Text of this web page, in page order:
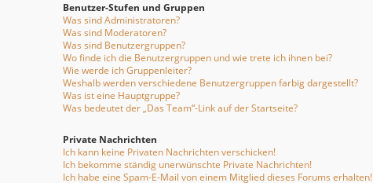
Benutzer-Stufen und Gruppen
Was sind Administratoren?
Was sind Moderatoren?
Was sind Benutzergruppen?
Wo finde ich die Benutzergruppen und wie trete ich ihnen bei?
Wie werde ich Gruppenleiter?
Weshalb werden verschiedene Benutzergruppen farbig dargestellt?
Was ist eine Hauptgruppe?
Was bedeutet der „Das Team“-Link auf der Startseite?
Private Nachrichten
Ich kann keine Privaten Nachrichten verschicken!
Ich bekomme ständig unerwünschte Private Nachrichten!
Ich habe eine Spam-E-Mail von einem Mitglied dieses Forums erhalten!